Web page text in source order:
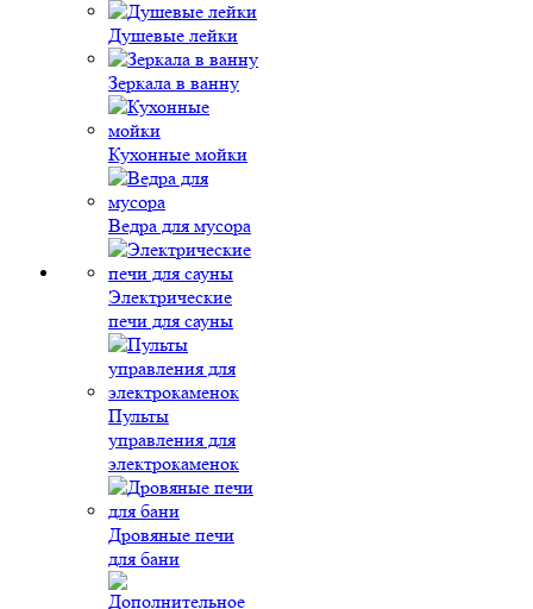
Душевые лейки
Зеркала в ванну
Кухонные мойки
Ведра для мусора
Электрические
печи для сауны
Пульты
управления для
электрокаменок
Дровяные печи
для бани